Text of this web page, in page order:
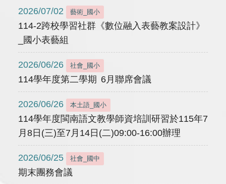
2026/07/02 藝術_國小
114-2跨校學習社群《數位融入表藝教案設計》
_國小表藝組
2026/06/26 社會_國小
114學年度第二學期 6月聯席會議
2026/06/26 本土語_國小
114學年度閩南語文教學師資培訓研習於115年7
月8日(三)至7月14日(二)09:00-16:00辦理
2026/06/25 社會_國中
期末團務會議